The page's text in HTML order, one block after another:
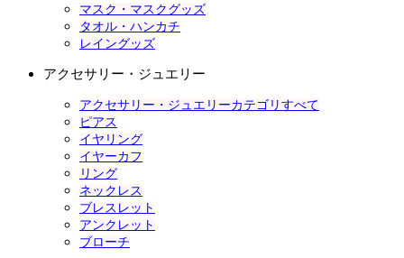
マスク・マスクグッズ
タオル・ハンカチ
レイングッズ
アクセサリー・ジュエリー
アクセサリー・ジュエリーカテゴリすべて
ピアス
イヤリング
イヤーカフ
リング
ネックレス
ブレスレット
アンクレット
ブローチ